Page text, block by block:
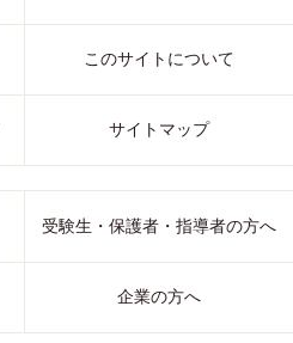
このサイトについて
サイトマップ
受験生・保護者・指導者の方へ
企業の方へ